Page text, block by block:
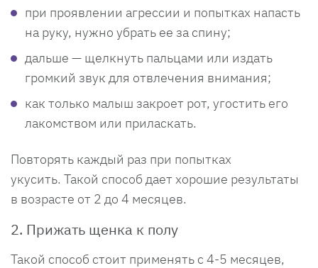
при проявлении агрессии и попытках напасть
на руку, нужно убрать ее за спину;
дальше — щелкнуть пальцами или издать
громкий звук для отвлечения внимания;
как только малыш закроет рот, угостить его
лакомством или приласкать.
Повторять каждый раз при попытках
укусить. Такой способ дает хорошие результаты
в возрасте от 2 до 4 месяцев.
2. Прижать щенка к полу
Такой способ стоит применять с 4-5 месяцев,